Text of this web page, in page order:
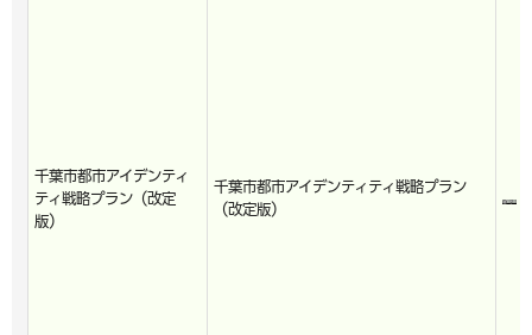
千葉市都市アイデンティ
ティ戦略プラン（改定
版）
千葉市都市アイデンティティ戦略プラン
（改定版）